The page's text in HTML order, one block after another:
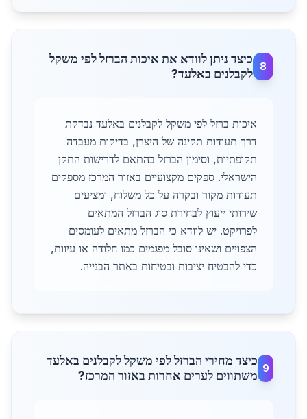
8
כיצד ניתן לוודא את איכות הברזל לפי משקל
לקבלנים באלעד?
איכות ברזל לפי משקל לקבלנים באלעד נבדקת
דרך תעודות תקינה של היצרן, בדיקות מעבדה
תקופתיות, וסימון הברזל בהתאם לדרישות התקן
הישראלי. ספקים מקצועיים באזור המרכז מספקים
תעודות מקור ובקרה על כל משלוח, ומציעים
שירותי ייעוץ לבחירת סוג הברזל המתאים
לפרויקט. יש לוודא כי הברזל מתאים לעומסים
הצפויים ושאינו סובל מפגמים כמו חלודה או עיוות,
כדי להבטיח יציבות ובטיחות באתר הבנייה.
9
כיצד מחירי הברזל לפי משקל לקבלנים באלעד
משתווים לערים אחרות באזור המרכז?